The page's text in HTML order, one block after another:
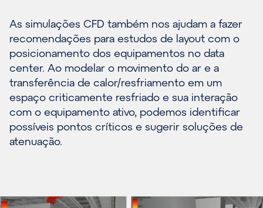
As simulações CFD também nos ajudam a fazer
recomendações para estudos de layout com o
posicionamento dos equipamentos no data
center. Ao modelar o movimento do ar e a
transferência de calor/resfriamento em um
espaço criticamente resfriado e sua interação
com o equipamento ativo, podemos identificar
possíveis pontos críticos e sugerir soluções de
atenuação.